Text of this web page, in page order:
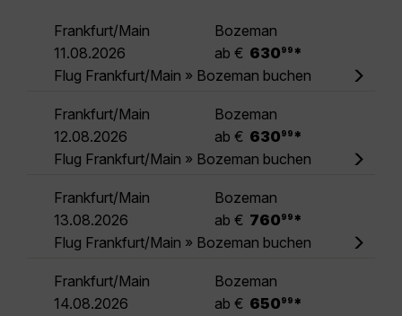
Frankfurt/Main
Bozeman
11.08.2026
ab € 630 99 *
Flug Frankfurt/Main » Bozeman buchen
Frankfurt/Main
Bozeman
12.08.2026
ab € 630 99 *
Flug Frankfurt/Main » Bozeman buchen
Frankfurt/Main
Bozeman
13.08.2026
ab € 760 99 *
Flug Frankfurt/Main » Bozeman buchen
Frankfurt/Main
Bozeman
14.08.2026
ab € 650 99 *